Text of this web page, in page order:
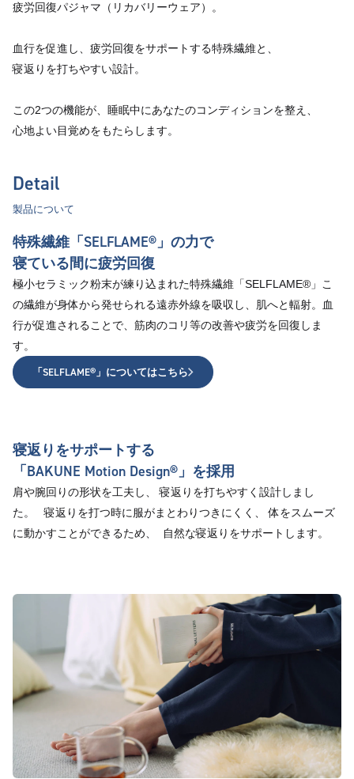
疲労回復パジャマ（リカバリーウェア）。
血行を促進し、疲労回復をサポートする特殊繊維と、
寝返りを打ちやすい設計。
この2つの機能が、睡眠中にあなたのコンディションを整え、
心地よい目覚めをもたらします。
Detail
製品について
特殊繊維「SELFLAME®︎」の力で
寝ている間に疲労回復
極小セラミック粉末が練り込まれた特殊繊維「SELFLAME®︎」こ
の繊維が身体から発せられる遠赤外線を吸収し、肌へと輻射。血
行が促進されることで、筋肉のコリ等の改善や疲労を回復しま
す。
「SELFLAME®︎」についてはこちら
寝返りをサポートする
「BAKUNE Motion Design®」を採用
肩や腕回りの形状を工夫し、 寝返りを打ちやすく設計しまし
た。 寝返りを打つ時に服がまとわりつきにくく、 体をスムーズ
に動かすことができるため、 自然な寝返りをサポートします。